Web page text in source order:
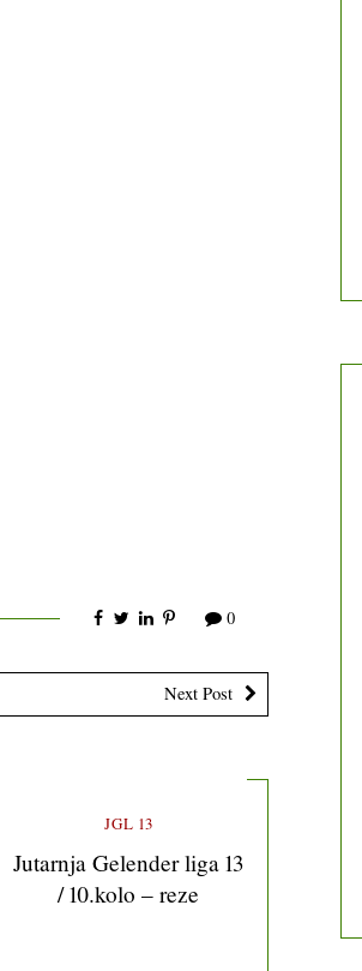
0
Next Post
JGL 13
Jutarnja Gelender liga 13
/ 10.kolo – reze